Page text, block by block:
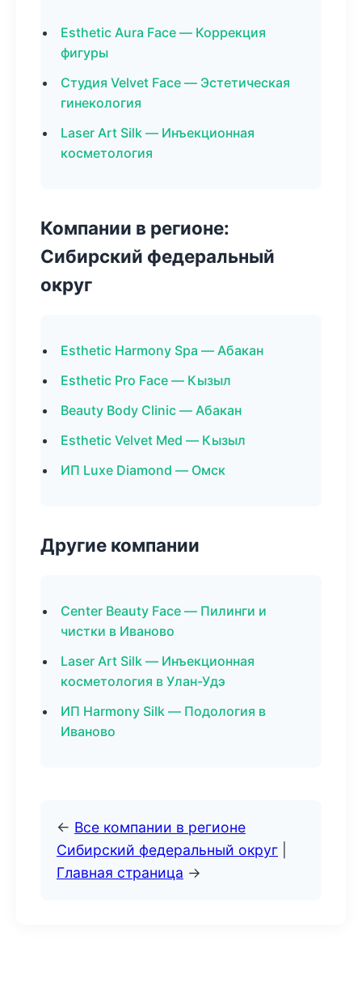
Esthetic Aura Face — Коррекция
фигуры
Студия Velvet Face — Эстетическая
гинекология
Laser Art Silk — Инъекционная
косметология
Компании в регионе:
Сибирский федеральный
округ
Esthetic Harmony Spa — Абакан
Esthetic Pro Face — Кызыл
Beauty Body Clinic — Абакан
Esthetic Velvet Med — Кызыл
ИП Luxe Diamond — Омск
Другие компании
Center Beauty Face — Пилинги и
чистки в Иваново
Laser Art Silk — Инъекционная
косметология в Улан-Удэ
ИП Harmony Silk — Подология в
Иваново
← Все компании в регионе
Сибирский федеральный округ
Главная страница →